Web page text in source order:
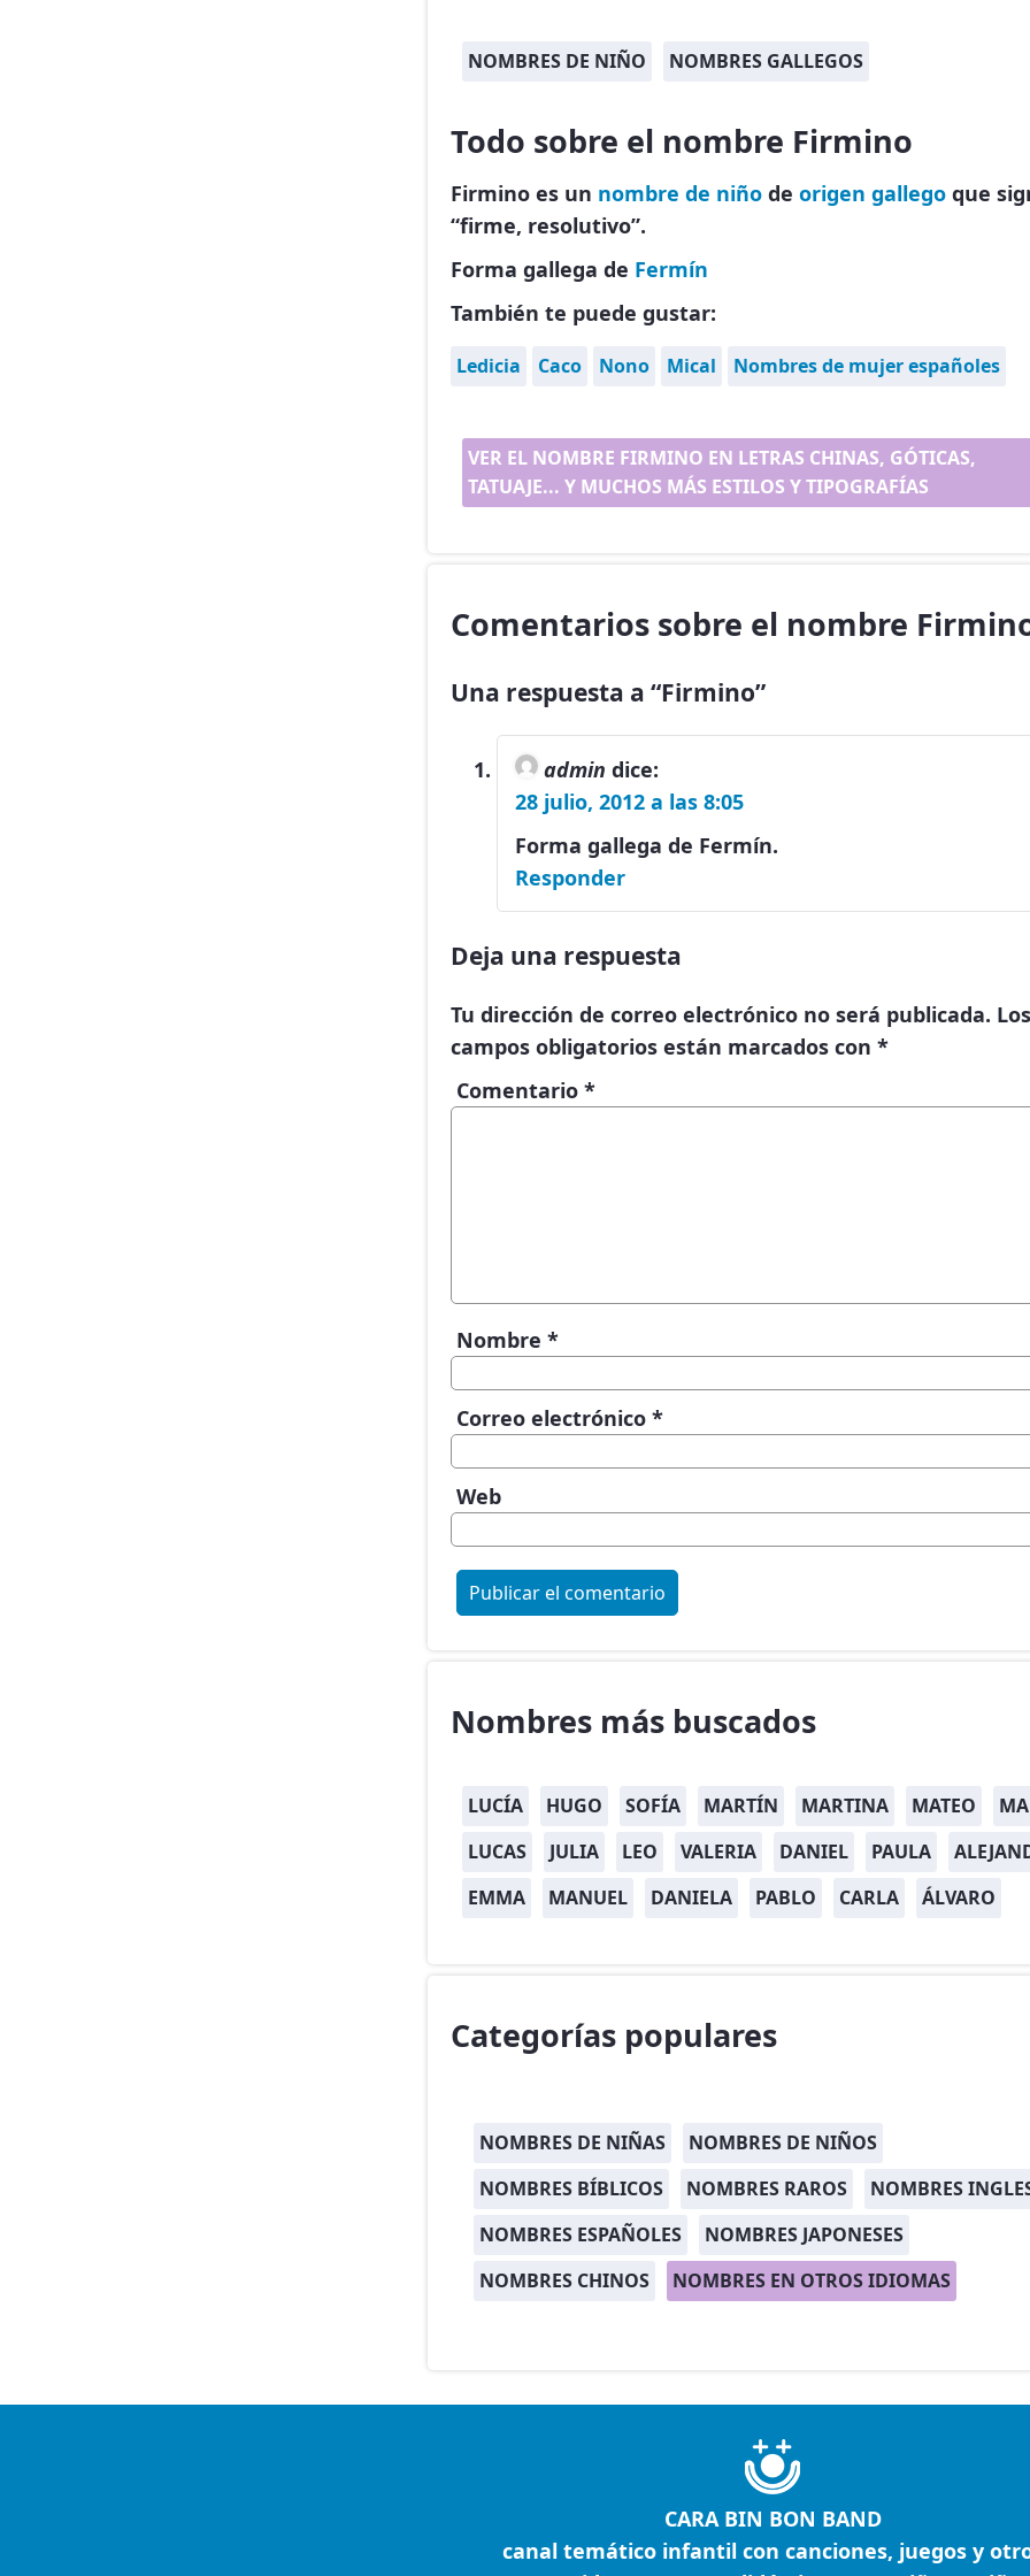
NOMBRES DE NIÑO NOMBRES GALLEGOS
Todo sobre el nombre Firmino
Firmino es un nombre de niño de origen gallego que
“firme, resolutivo”.
Forma gallega de Fermín
También te puede gustar:
Ledicia Caco Nono Mical Nombres de mujer españoles
VER EL NOMBRE FIRMINO EN LETRAS CHINAS, GÓTICAS,
TATUAJE... Y MUCHOS MÁS ESTILOS Y TIPOGRAFÍAS
Comentarios sobre el nombre
Una respuesta a “Firmino”
admin dice:
28 julio, 2012 a las 8:05
Forma gallega de Fermín.
Responder
Deja una respuesta
Tu dirección de correo electrónico no será publicada. Los
campos obligatorios están marcados con *
Comentario *
Nombre *
Correo electrónico *
Web
Nombres más buscados
LUCÍA HUGO SOFÍA MARTÍN MARTINA MATEO
LUCAS
JULIA LEO VALERIA DANIEL PAULA
EMMA
MANUEL DANIELA PABLO CARLA ÁLVARO
Categorías populares
NOMBRES DE NIÑAS
NOMBRES DE NIÑOS
NOMBRES BÍBLICOS
NOMBRES RAROS
NOMBRES
NOMBRES ESPAÑOLES
NOMBRES JAPONESES
NOMBRES CHINOS
NOMBRES EN OTROS IDIOMAS
CARA BIN BON BAND
canal temático infantil con canciones, juegos y